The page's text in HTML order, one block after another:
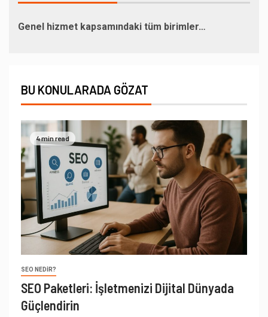
Genel hizmet kapsamındaki tüm birimler…
BU KONULARADA GÖZAT
4 min read
SEO NEDIR?
SEO Paketleri: İşletmenizi Dijital Dünyada
Güçlendirin